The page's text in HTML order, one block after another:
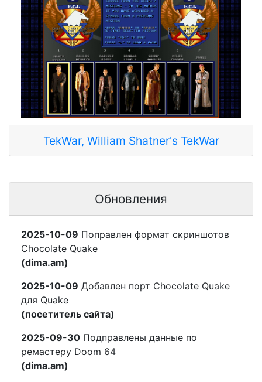
TekWar, William Shatner's TekWar
Обновления
2025-10-09 Поправлен формат скриншотов
Chocolate Quake
(dima.am)
2025-10-09 Добавлен порт Chocolate Quake
для Quake
(посетитель сайта)
2025-09-30 Подправлены данные по
ремастеру Doom 64
(dima.am)